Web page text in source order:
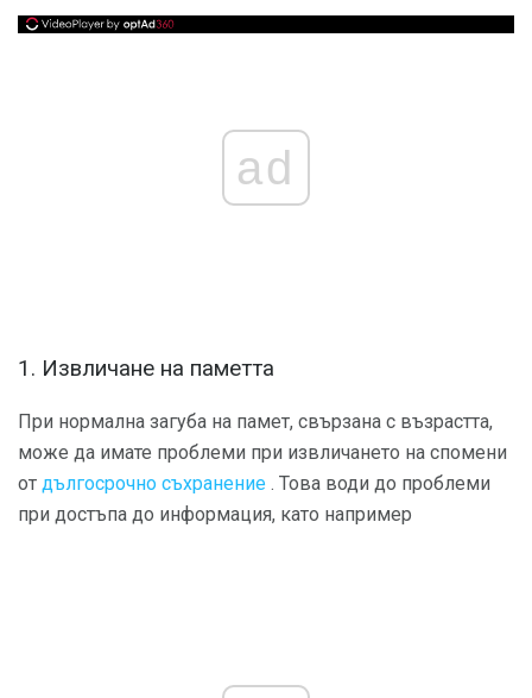
ad
1. Извличане на паметта
При нормална загуба на памет, свързана с възрастта,
може да имате проблеми при извличането на спомени
от дългосрочно съхранение . Това води до проблеми
при достъпа до информация, като например